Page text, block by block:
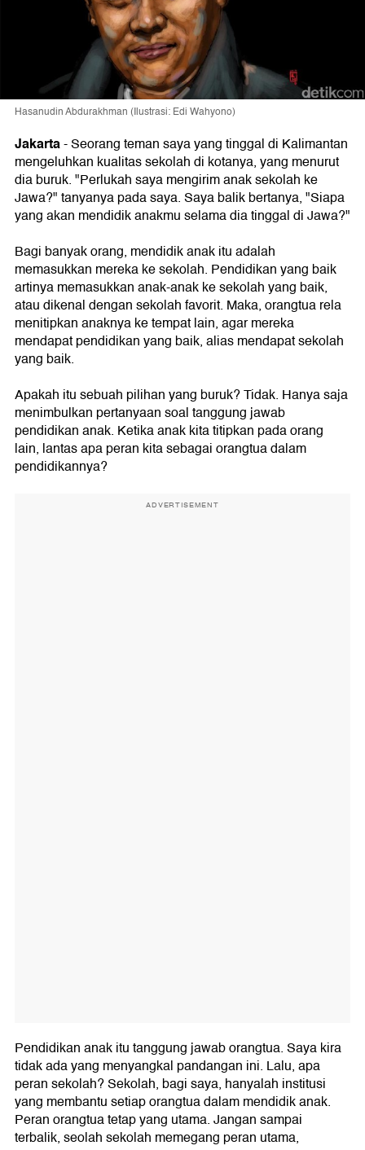
Hasanudin Abdurakhman (Ilustrasi: Edi Wahyono)
Jakarta- Seorang teman saya yang tinggal di Kalimantan
mengeluhkan kualitas sekolah di kotanya, yang menurut
dia buruk. "Perlukah saya mengirim anak sekolah ke
Jawa?" tanyanya pada saya. Saya balik bertanya, "Siapa
yang akan mendidik anakmu selama dia tinggal di Jawa?"
Bagi banyak orang, mendidik anak itu adalah
memasukkan mereka ke sekolah. Pendidikan yang baik
artinya memasukkan anak-anak ke sekolah yang baik,
atau dikenal dengan sekolah favorit. Maka, orangtua rela
menitipkan anaknya ke tempat lain, agar mereka
mendapat pendidikan yang baik, alias mendapat sekolah
yang baik.
Apakah itu sebuah pilihan yang buruk? Tidak. Hanya saja
menimbulkan pertanyaan soal tanggung jawab
pendidikan anak. Ketika anak kita titipkan pada orang
lain, lantas apa peran kita sebagai orangtua dalam
pendidikannya?
ADVERTISEMENT
Pendidikan anak itu tanggung jawab orangtua. Saya kira
tidak ada yang menyangkal pandangan ini. Lalu, apa
peran sekolah? Sekolah, bagi saya, hanyalah institusi
yang membantu setiap orangtua dalam mendidik anak.
Peran orangtua tetap yang utama. Jangan sampai
terbalik, seolah sekolah memegang peran utama,